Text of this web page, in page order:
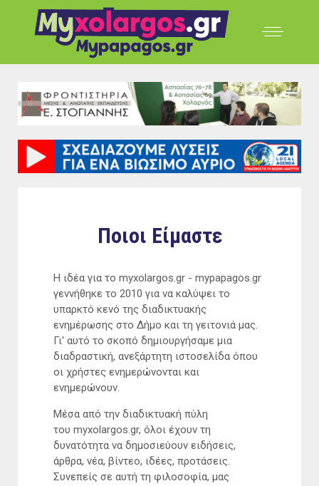
Ποιοι Είμαστε
Η ιδέα για το myxolargos.gr - mypapagos.gr
γεννήθηκε το 2010 για να καλύψει το
υπαρκτό κενό της διαδικτυακής
ενημέρωσης στο Δήμο και τη γειτονιά μας.
Γι' αυτό το σκοπό δημιουργήσαμε μια
διαδραστική, ανεξάρτητη ιστοσελίδα όπου
οι χρήστες ενημερώνονται και
ενημερώνουν.
Μέσα από την διαδικτυακή πύλη
του myxolargos.gr, όλοι έχουν τη
δυνατότητα να δημοσιεύουν ειδήσεις,
άρθρα, νέα, βίντεο, ιδέες, προτάσεις.
Συνεπείς σε αυτή τη φιλοσοφία, μας